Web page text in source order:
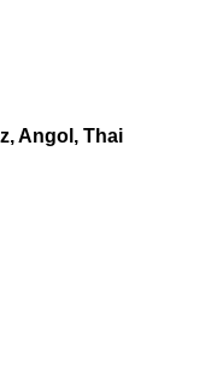
Angol, Thai